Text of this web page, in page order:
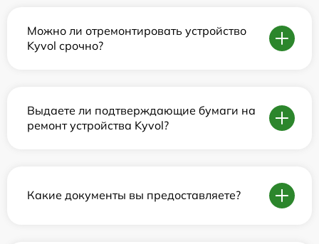
Можно ли отремонтировать устройство
Kyvol срочно?
Выдаете ли подтверждающие бумаги на
ремонт устройства Kyvol?
Какие документы вы предоставляете?